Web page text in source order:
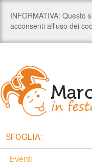
SFOGLIA:
Eventi